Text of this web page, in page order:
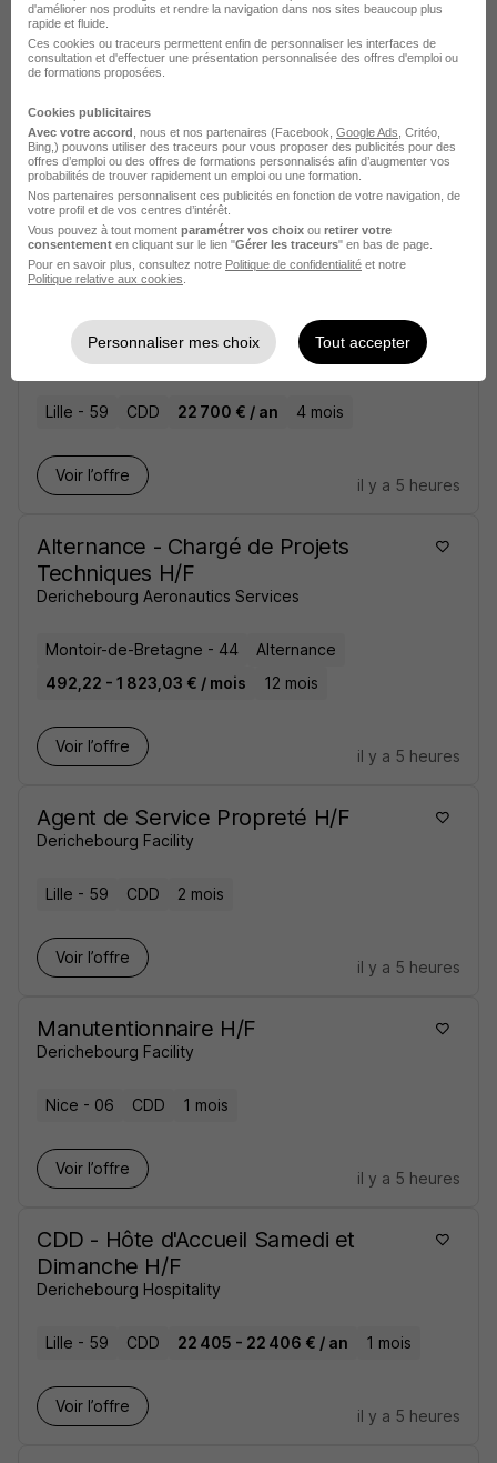
Voir l’offre
il y a 5 heures
CDI - Régisseur de Résidence H/F
Derichebourg Hospitality
Grenoble - 38 CDI 24 571 - 24 572 € / an
Voir l’offre
il y a 5 heures
Agent de Service Hospitalier H/F
Derichebourg Facility
Lille - 59 CDD 22 700 € / an 4 mois
Voir l’offre
il y a 5 heures
Alternance - Chargé de Projets
Techniques H/F
Derichebourg Aeronautics Services
Montoir-de-Bretagne - 44
Alternance
492,22 - 1 823,03 € / mois
12 mois
Voir l’offre
il y a 5 heures
Agent de Service Propreté H/F
Derichebourg Facility
Lille - 59 CDD 2 mois
Voir l’offre
il y a 5 heures
Manutentionnaire H/F
Derichebourg Facility
Nice - 06 CDD 1 mois
Voir l’offre
il y a 5 heures
CDD - Hôte d'Accueil Samedi et
Dimanche H/F
Derichebourg Hospitality
Lille - 59 CDD 22 405 - 22 406 € / an 1 mois
Voir l’offre
il y a 5 heures
d'améliorer nos produits et rendre la navigation dans nos sites beaucoup plus
rapide et fluide.
Ces cookies ou traceurs permettent enfin de personnaliser les interfaces de
consultation et d'effectuer une présentation personnalisée des offres d'emploi ou
de formations proposées.
Cookies publicitaires
Avec votre accord , nous et nos partenaires (Facebook, Google Ads , Critéo,
Bing,) pouvons utiliser des traceurs pour vous proposer des publicités pour des
offres d’emploi ou des offres de formations personnalisés afin d’augmenter vos
probabilités de trouver rapidement un emploi ou une formation.
Nos partenaires personnalisent ces publicités en fonction de votre navigation, de
votre profil et de vos centres d’intérêt.
Vous pouvez à tout moment paramétrer vos choix ou retirer votre
consentement en cliquant sur le lien "Gérer les traceurs" en bas de page.
Pour en savoir plus, consultez notre Politique de confidentialité et notre
Politique relative aux cookies
Personnaliser mes choix Tout accepter